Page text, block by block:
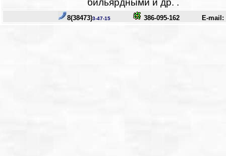
бильярдными и др. .
8(38473)3-47-15 386-095-162 E-mail: